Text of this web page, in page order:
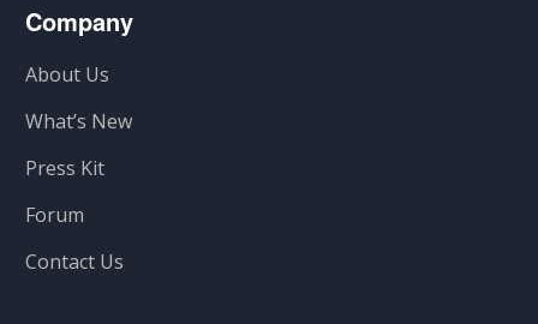
Company
About Us
What’s New
Press Kit
Forum
Contact Us